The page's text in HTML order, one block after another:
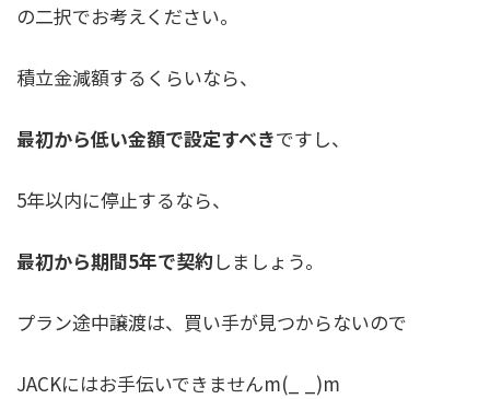
の二択でお考えください。
積立金減額するくらいなら、
最初から低い金額で設定すべきですし、
5年以内に停止するなら、
最初から期間5年で契約 しましょう。
プラン途中譲渡は、買い手が見つからないので
JACKにはお手伝いできませんm(_ _)m